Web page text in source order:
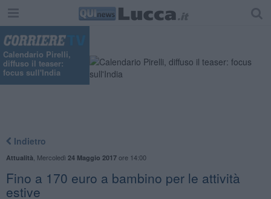
Calendario Pirelli,
diffuso il teaser:
focus sull'India
Indietro
Attualità Mercoledì 24 Maggio 2017ore 14:00
Fino a 170 euro a bambino per le attività
estive